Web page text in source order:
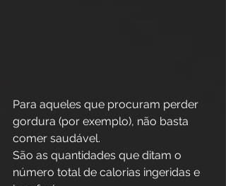
Para aqueles que procuram perder
gordura (por exemplo), não basta
comer saudável.
São as quantidades que ditam o
número total de calorias ingeridas e